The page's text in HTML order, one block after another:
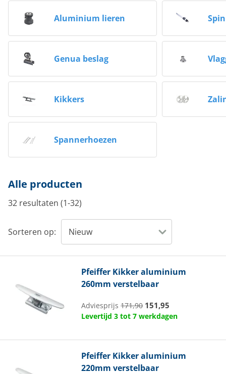
Aluminium lieren
Genua beslag
Kikkers
Spannerhoezen
Alle producten
32 resultaten (1-32)
Sorteren op:
Pfeiffer Kikker aluminium
260mm verstelbaar
Adviesprijs171,90 151,95
Levertijd 3 tot 7 werkdagen
Pfeiffer Kikker aluminium
220mm verstelbaar